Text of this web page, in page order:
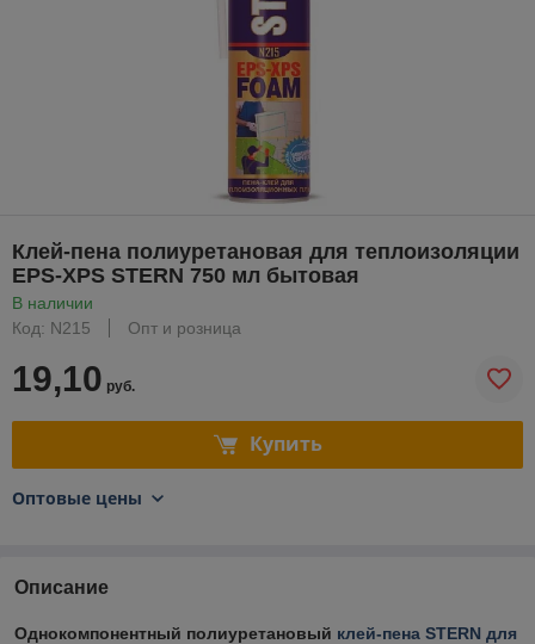
Клей-пена полиуретановая для теплоизоляции
EPS-XPS STERN 750 мл бытовая
В наличии
Код: N215
Опт и розница
19,10 руб.
Купить
Оптовые цены
Описание
Однокомпонентный полиуретановый клей-пена STERN для